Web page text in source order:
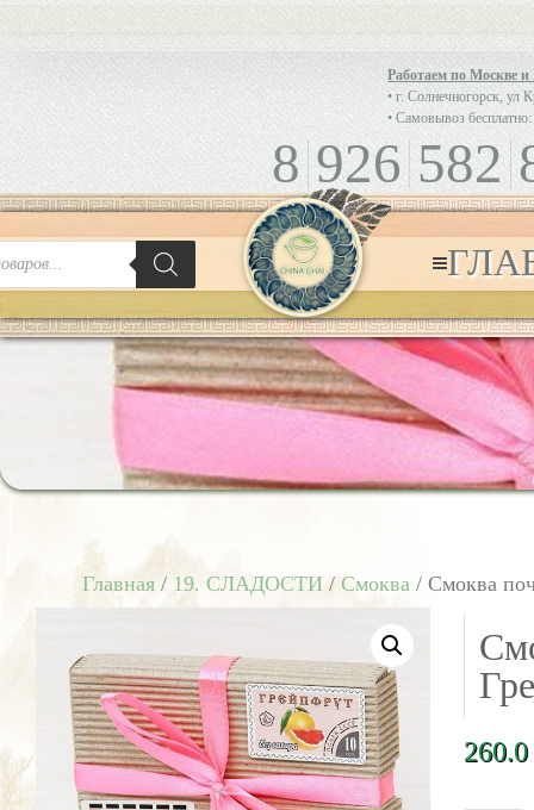
Работаем по Москве
• г. Солнечногорск, ул
• Самовывоз
8 926 582
Главная / 19. СЛАДОСТИ / Смоква / Смоква
260.0